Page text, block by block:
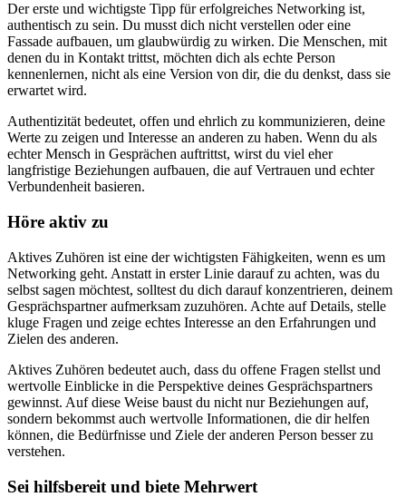
Der erste und wichtigste Tipp für erfolgreiches Networking ist,
authentisch zu sein. Du musst dich nicht verstellen oder eine
Fassade aufbauen, um glaubwürdig zu wirken. Die Menschen, mit
denen du in Kontakt trittst, möchten dich als echte Person
kennenlernen, nicht als eine Version von dir, die du denkst, dass sie
erwartet wird.
Authentizität bedeutet, offen und ehrlich zu kommunizieren, deine
Werte zu zeigen und Interesse an anderen zu haben. Wenn du als
echter Mensch in Gesprächen auftrittst, wirst du viel eher
langfristige Beziehungen aufbauen, die auf Vertrauen und echter
Verbundenheit basieren.
Höre aktiv zu
Aktives Zuhören ist eine der wichtigsten Fähigkeiten, wenn es um
Networking geht. Anstatt in erster Linie darauf zu achten, was du
selbst sagen möchtest, solltest du dich darauf konzentrieren, deinem
Gesprächspartner aufmerksam zuzuhören. Achte auf Details, stelle
kluge Fragen und zeige echtes Interesse an den Erfahrungen und
Zielen des anderen.
Aktives Zuhören bedeutet auch, dass du offene Fragen stellst und
wertvolle Einblicke in die Perspektive deines Gesprächspartners
gewinnst. Auf diese Weise baust du nicht nur Beziehungen auf,
sondern bekommst auch wertvolle Informationen, die dir helfen
können, die Bedürfnisse und Ziele der anderen Person besser zu
verstehen.
Sei hilfsbereit und biete Mehrwert